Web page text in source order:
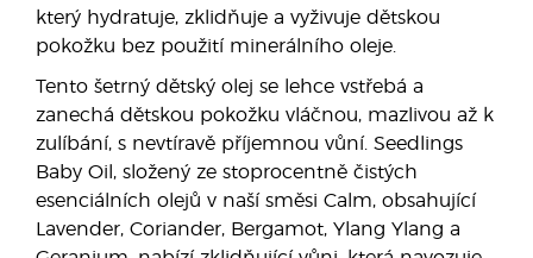
který hydratuje, zklidňuje a vyživuje dětskou
pokožku bez použití minerálního oleje.
Tento šetrný dětský olej se lehce vstřebá a
zanechá dětskou pokožku vláčnou, mazlivou až k
zulíbání, s nevtíravě příjemnou vůní. Seedlings
Baby Oil, složený ze stoprocentně čistých
esenciálních olejů v naší směsi Calm, obsahující
Lavender, Coriander, Bergamot, Ylang Ylang a